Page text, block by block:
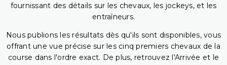
fournissant des détails sur les chevaux, les jockeys, et les
entraîneurs.
Nous publions les résultats dès qu'ils sont disponibles, vous
offrant une vue précise sur les cinq premiers chevaux de la
course dans l'ordre exact. De plus, retrouvez l'Arrivée et le